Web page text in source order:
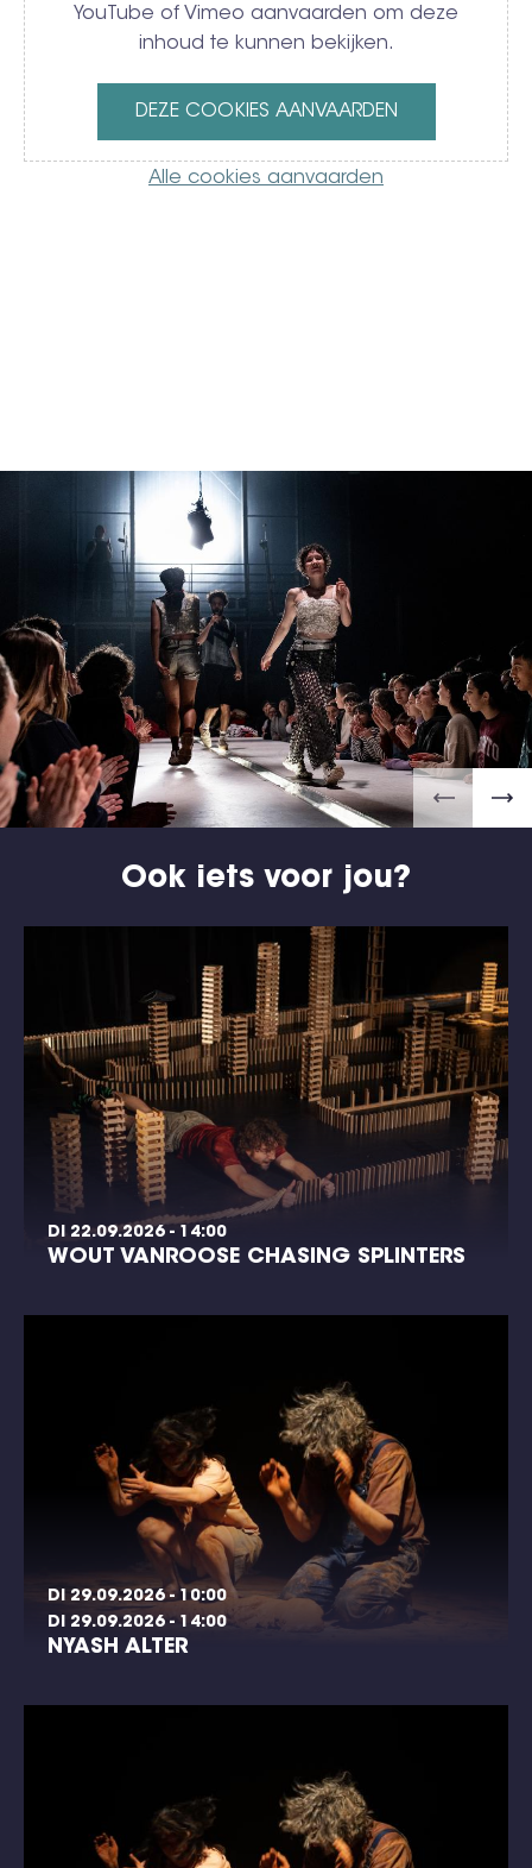
YouTube of Vimeo aanvaarden om deze
inhoud te kunnen bekijken.
DEZE COOKIES AANVAARDEN
Alle cookies aanvaarden
Ook iets voor jou?
DI 22.09.2026 - 14:00
WOUT VANROOSE CHASING SPLINTERS
DI 29.09.2026 - 10:00
DI 29.09.2026 - 14:00
NYASH ALTER